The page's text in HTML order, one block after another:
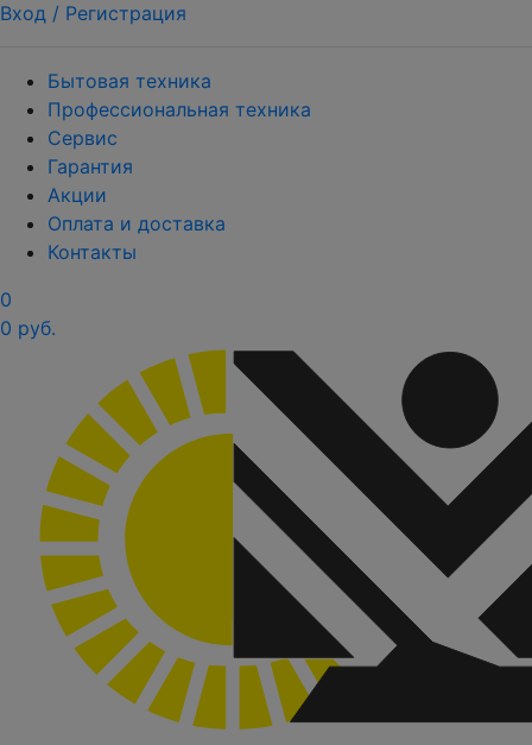
Вход / Регистрация
Бытовая техника
Профессиональная техника
Сервис
Гарантия
Акции
Оплата и доставка
Контакты
0
0 руб.